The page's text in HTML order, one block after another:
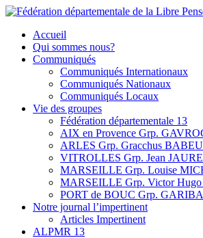
Skip
content
Fédération départementale de la Libre Pensee
Membre de la fédération Nationale de la
maitre
Accueil
Qui sommes nous?
Communiqués
Communiqués Internationaux
Communiqués Nationaux
Communiqués Locaux
Vie des groupes
Fédération départementale 13
AIX en Provence Grp.
ARLES Grp. Gracchus
VITROLLES Grp. Jean
MARSEILLE Grp. Louise
MARSEILLE Grp. Victor Hugo
PORT de BOUC Grp.
Notre journal l’impertinent
Articles Impertinent
ALPMR 13